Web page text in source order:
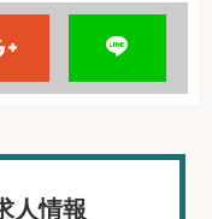
人情報